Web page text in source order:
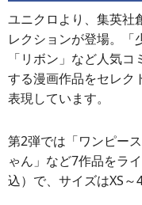
ユニクロより、集英社
レクションが登場。「
「リボン」など人気
する漫画作品をセレク
表現しています。
第2弾では「ワンピー
ゃん」など7作品をラ
込）で、サイズはXS～